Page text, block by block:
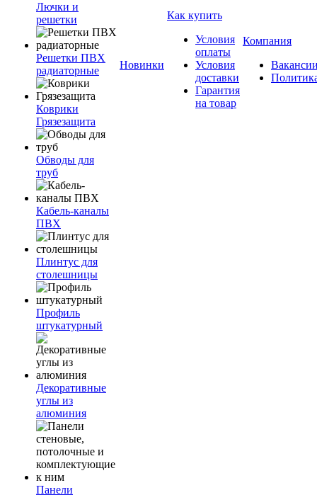
Лючки и
решетки
Решетки ПВХ
радиаторные
Коврики
Грязезащита
Обводы для
труб
Кабель-каналы
ПВХ
Плинтус для
столешницы
Профиль
штукатурный
Декоративные
углы из
алюминия
Панели
Новинки
Как купить
Условия
оплаты
Условия
доставки
Гарантия
на товар
Компания